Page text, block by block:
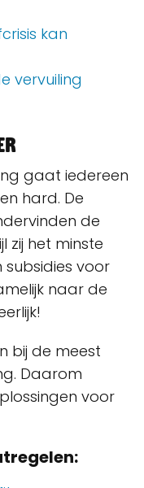
kan
vervuiling
gaat iedereen
hard. De
de
zij het minste
voor
naar de
bij de meest
Daarom
voor